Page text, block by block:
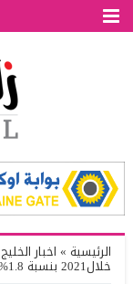
الرئيسية » اخبار الخليج
خلال2021 بنسبة 1.8%